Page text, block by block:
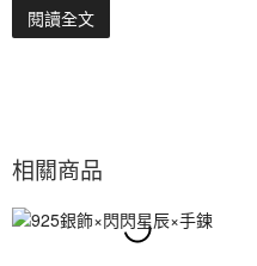
閱讀全文
相關商品